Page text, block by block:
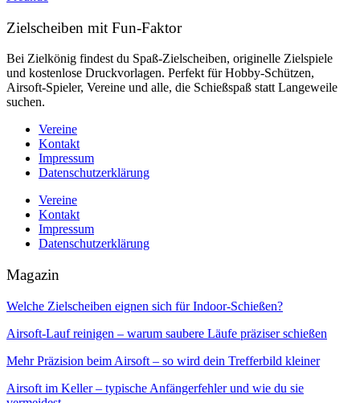
Zielscheiben mit Fun-Faktor
Bei Zielkönig findest du Spaß-Zielscheiben, originelle Zielspiele
und kostenlose Druckvorlagen. Perfekt für Hobby-Schützen,
Airsoft-Spieler, Vereine und alle, die Schießspaß statt Langeweile
suchen.
Vereine
Kontakt
Impressum
Datenschutzerklärung
Vereine
Kontakt
Impressum
Datenschutzerklärung
Magazin
Welche Zielscheiben eignen sich für Indoor-Schießen?
Airsoft-Lauf reinigen – warum saubere Läufe präziser schießen
Mehr Präzision beim Airsoft – so wird dein Trefferbild kleiner
Airsoft im Keller – typische Anfängerfehler und wie du sie